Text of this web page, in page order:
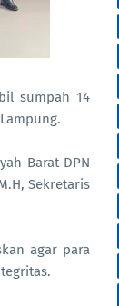
sumpah 14
Barat DPN
Sekretaris
agar para